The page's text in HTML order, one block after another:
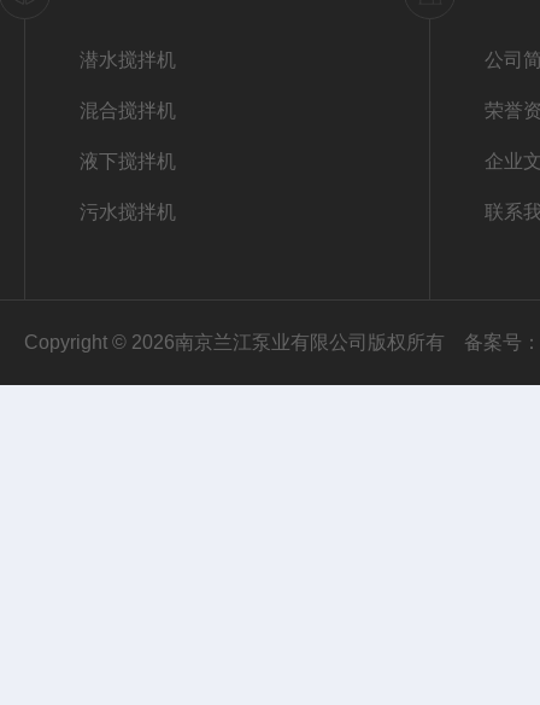
潜水搅拌机
混合搅拌机
液下搅拌机
污水搅拌机
公司
荣誉
企业
联系
Copyright © 2026南京兰江泵业有限公司版权所有 备案号